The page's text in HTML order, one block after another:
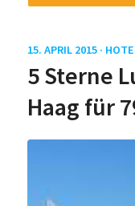
15. APRIL 2015 ·
5 Sterne
Haag für